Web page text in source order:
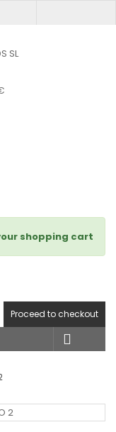
shopping cart
Proceed to checkout